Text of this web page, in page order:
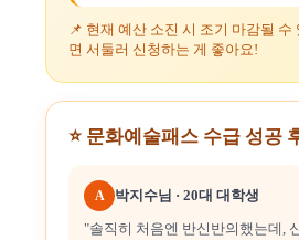
📌 현재 예산 소진 시 조기 마감될 수
면 서둘러 신청하는 게 좋아요!
⭐ 문화예술패스 수급 성공
A 박지수님 · 20대 대학생
"솔직히 처음엔 반신반의했는데,